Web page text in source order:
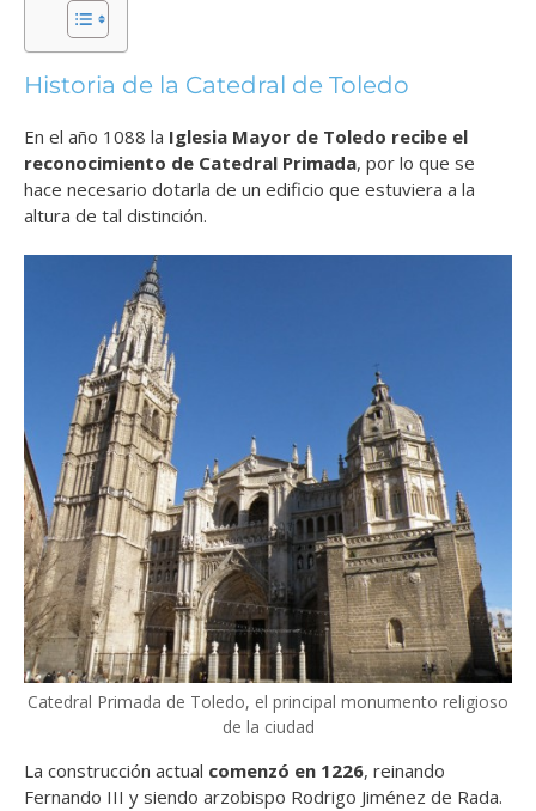
Historia de la Catedral de Toledo
En el año 1088 la Iglesia Mayor de Toledo recibe el
reconocimiento de Catedral Primada, por lo que se
hace necesario dotarla de un edificio que estuviera a la
altura de tal distinción.
Catedral Primada de Toledo, el principal monumento religioso
de la ciudad
La construcción actual comenzó en 1226, reinando
Fernando III y siendo arzobispo Rodrigo Jiménez de Rada.